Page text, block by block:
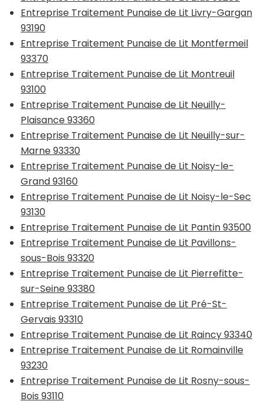
Entreprise Traitement Punaise de Lit Livry-Gargan
93190
Entreprise Traitement Punaise de Lit Montfermeil
93370
Entreprise Traitement Punaise de Lit Montreuil
93100
Entreprise Traitement Punaise de Lit Neuilly-
Plaisance 93360
Entreprise Traitement Punaise de Lit Neuilly-sur-
Marne 93330
Entreprise Traitement Punaise de Lit Noisy-le-
Grand 93160
Entreprise Traitement Punaise de Lit Noisy-le-Sec
93130
Entreprise Traitement Punaise de Lit Pantin 93500
Entreprise Traitement Punaise de Lit Pavillons-
sous-Bois 93320
Entreprise Traitement Punaise de Lit Pierrefitte-
sur-Seine 93380
Entreprise Traitement Punaise de Lit Pré-St-
Gervais 93310
Entreprise Traitement Punaise de Lit Raincy 93340
Entreprise Traitement Punaise de Lit Romainville
93230
Entreprise Traitement Punaise de Lit Rosny-sous-
Bois 93110